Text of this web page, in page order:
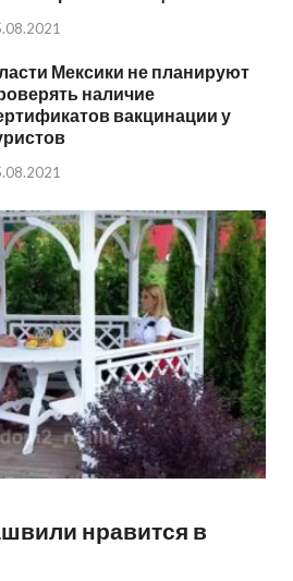
Мексики не планируют
наличие
вакцинации у
нравится в